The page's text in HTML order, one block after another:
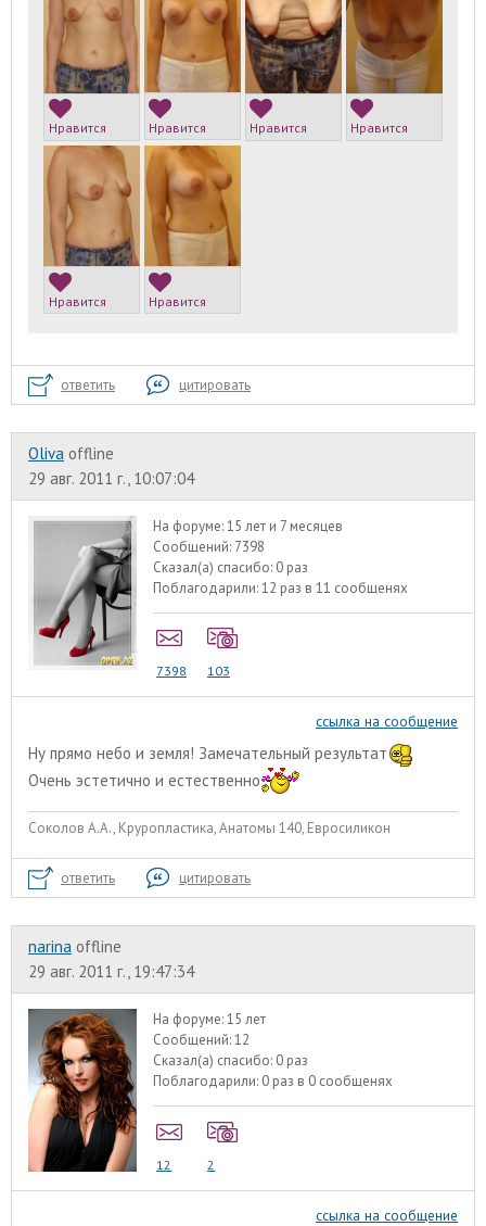
Нравится Нравится Нравится Нравится
Нравится Нравится
ответить цитировать
Oliva offline
29 авг. 2011 г., 10:07:04
На форуме:15 лет и 7 месяцев
Сообщений: 7398
Сказал(а) спасибо: 0 раз
Поблагодарили:12 раз в 11 сообщенях
7398 103
ссылка на сообщение
Ну прямо небо и земля! Замечательный результат
Очень эстетично и естественно
Соколов А.А., Круропластика, Анатомы 140, Евросиликон
ответить цитировать
narina offline
29 авг. 2011 г., 19:47:34
На форуме:15 лет
Сообщений:12
Сказал(а) спасибо: 0 раз
Поблагодарили: 0 раз в 0 сообщенях
12 2
ссылка на сообщение